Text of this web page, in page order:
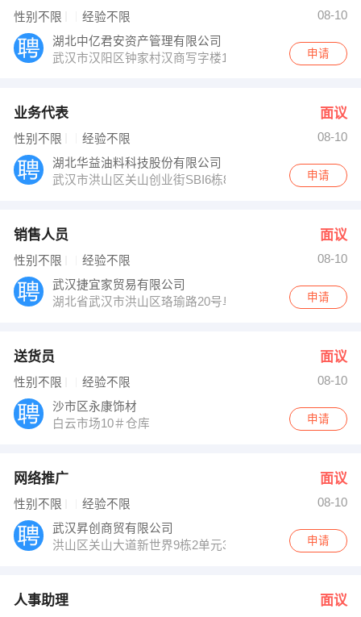
性别不限 经验不限
08-10
湖北中亿君安资产管理有限公司
武汉市汉阳区钟家村汉商写字楼1802室
申请
业务代表 面议
性别不限 经验不限
08-10
湖北华益油料科技股份有限公司
武汉市洪山区关山创业街SBI6栋802室
申请
销售人员 面议
性别不限 经验不限
08-10
武汉捷宜家贸易有限公司
湖北省武汉市洪山区珞瑜路20号阜华大厦A栋1703申请
送货员 面议
性别不限 经验不限
08-10
沙市区永康饰材
白云市场10＃仓库
申请
网络推广 面议
性别不限 经验不限
08-10
武汉昇创商贸有限公司
洪山区关山大道新世界9栋2单元3201室
申请
人事助理 面议